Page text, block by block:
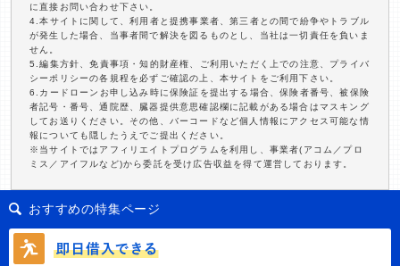
に直接お問い合わせ下さい。
4.本サイトに関して、利用者と提携事業者、第三者との間で紛争やトラブル
が発生した場合、当事者間で解決を図るものとし、当社は一切責任を負いま
せん。
5.編集方針、免責事項・知的財産権、ご利用いただく上での注意、プライバ
シーポリシーの各規程を必ずご確認の上、本サイトをご利用下さい。
6.カードローンお申し込み時に保険証を提出する場合、保険者番号、被保険
者記号・番号、通院歴、臓器提供意思確認欄に記載がある場合はマスキング
してお送りください。その他、バーコードなど個人情報にアクセス可能な情
報についても隠したうえでご提出ください。
※当サイトではアフィリエイトプログラムを利用し、事業者(アコム／プロ
ミス／アイフルなど)から委託を受け広告収益を得て運営しております。
おすすめの特集ページ